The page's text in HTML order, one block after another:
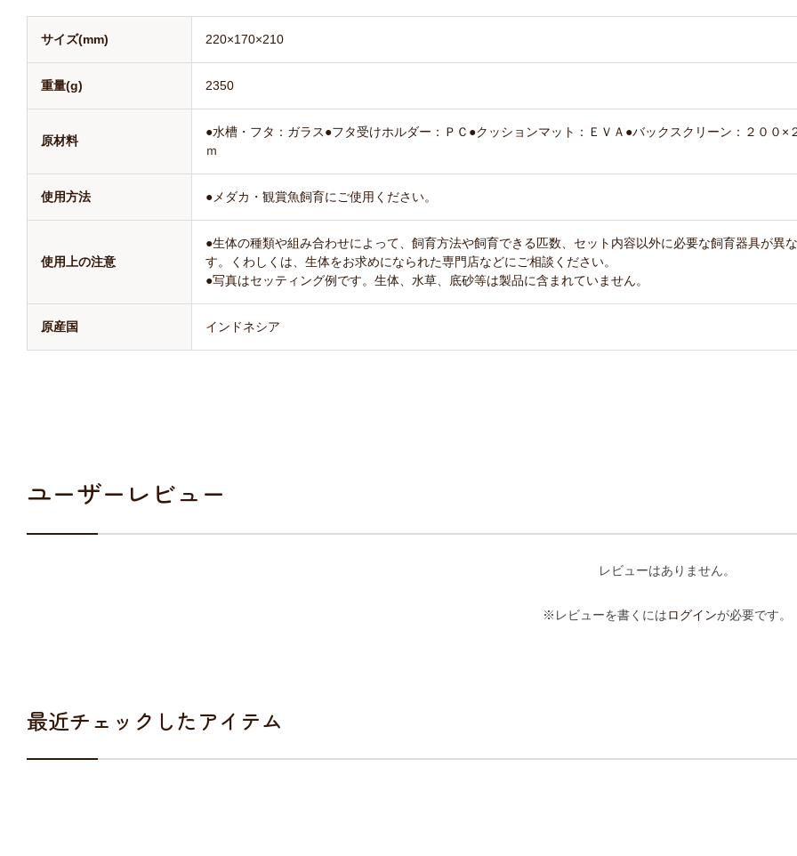
サイズ(mm) 220×170×210
重量(g) 2350
原材料
●水槽・フタ：ガラス●フタ受けホルダー：ＰＣ●クッションマット：ＥＶＡ●バックスクリーン：２００×
ｍ
使用方法 ●メダカ・観賞魚飼育にご使用ください。
使用上の注意
●生体の種類や組み合わせによって、飼育方法や飼育できる匹数、セット内容以外に必要な飼育器具が異
す。くわしくは、生体をお求めになられた専門店などにご相談ください。
●写真はセッティング例です。生体、水草、底砂等は製品に含まれていません。
原産国 インドネシア
ユーザーレビュー
レビューはありません。
※レビューを書くにはログインが必要です。
最近チェックしたアイテム